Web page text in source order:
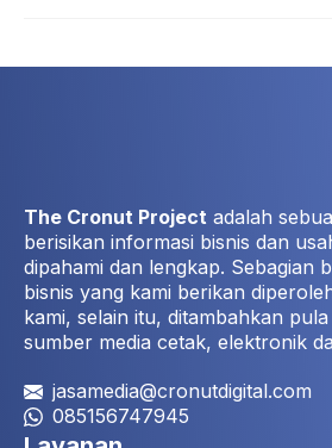
The Cronut Project adalah
berisikan informasi bisnis dan
dipahami dan lengkap. Sebagian
bisnis yang kami berikan
kami, selain itu, ditambahkan
sumber media cetak, elektronik
jasamedia@cronutdigital.com
085156747945